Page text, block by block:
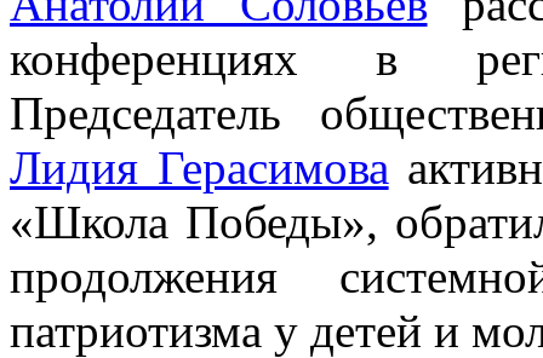
конференциях в
Председатель
Лидия Герасимова
«Школа Победы»,
продолжения
патриотизма у детей и